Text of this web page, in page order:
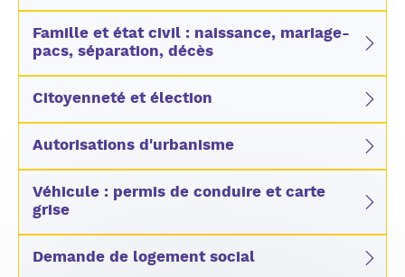
Famille et état civil : naissance, mariage-
pacs, séparation, décès
Citoyenneté et élection
Autorisations d'urbanisme
Véhicule : permis de conduire et carte
grise
Demande de logement social